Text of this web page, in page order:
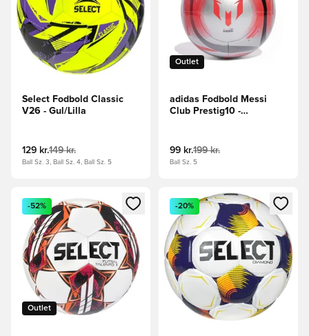
Select Fodbold Classic
V26 - Gul/Lilla
129 kr.149 kr.
Ball Sz. 3, Ball Sz. 4, Ball Sz. 5
Outlet
adidas Fodbold Messi
Club Prestig10 -
99 kr.199 kr.
Ball Sz. 5
Åbner en Modal til at logge ind eller tilmelde dig som
Outlet
-52%
Åbner en Modal til at logge
-20%